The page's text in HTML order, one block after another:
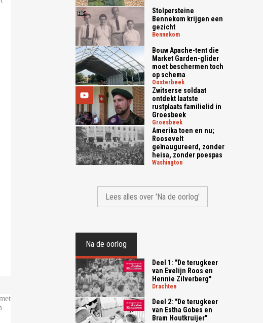
Stolpersteine
Bennekom krijgen een
gezicht
bennekom
Bouw Apache-tent die
Market Garden-glider
moet beschermen toch
op schema
oosterbeek
Zwitserse soldaat
ontdekt laatste
rustplaats familielid in
Groesbeek
groesbeek
Amerika toen en nu;
Roosevelt
geïnaugureerd, zonder
heisa, zonder poespas
washington
Lees alles over 'Na de oorlog'
Na de oorlog
Deel 1: "De terugkeer
van Evelijn Roos en
Hennie Zilverberg"
drachten
Deel 2: "De terugkeer
van Estha Gobes en
Bram Houtkruijer"